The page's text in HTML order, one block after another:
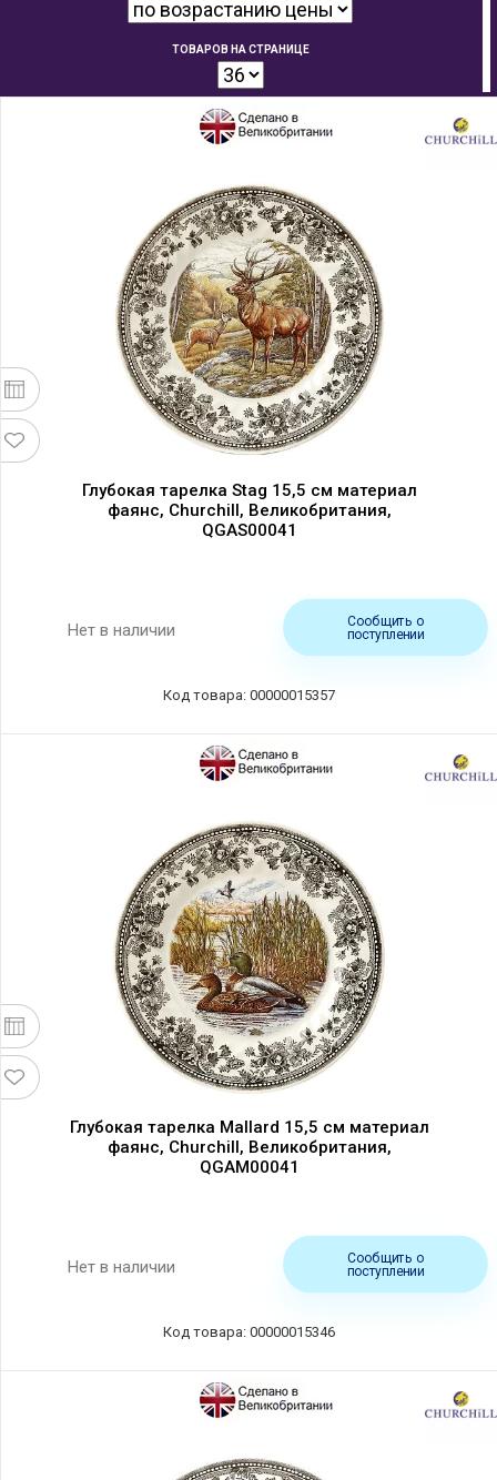
ТОВАРОВ НА СТРАНИЦЕ
Глубокая тарелка Stag 15,5 см материал
фаянс, Churchill, Великобритания,
QGAS00041
Нет в наличии
Сообщить о
поступлении
Код товара: 00000015357
Глубокая тарелка Mallard 15,5 см материал
фаянс, Churchill, Великобритания,
QGAM00041
Нет в наличии
Сообщить о
поступлении
Код товара: 00000015346